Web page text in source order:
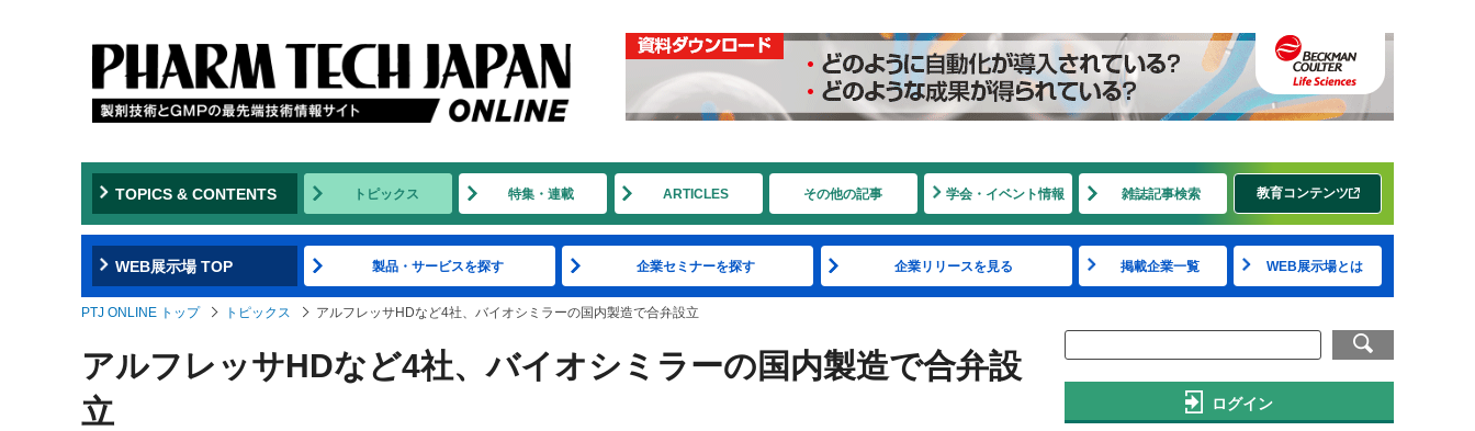
TOPICS & CONTENTS トピックス 特集・連載 ARTICLES その他の記事 学会・イベント情報 雑誌記事検索 教育コンテンツ
WEB展示場 TOP 製品・サービスを探す 企業セミナーを探す 企業リリースを見る 掲載企業一覧 WEB展示場とは
PTJ ONLINE トップ トピックス アルフレッサHDなど4社、バイオシミラーの国内製造で合弁設立
アルフレッサHDなど4社、バイオシミラーの国内製造で合弁設
立
ログイン